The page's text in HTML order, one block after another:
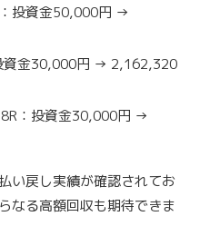
投資金50,000円 →
資金30,000円 → 2,162,320
：投資金30,000円 →
い戻し実績が確認されてお
なる高額回収も期待できま